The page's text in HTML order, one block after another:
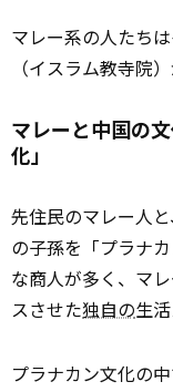
マレー系の人たち
（イスラム教寺院
マレーと中国の
化」
先住民のマレー人
の子孫を「プラナ
な商人が多く、マ
スさせた独自の生
プラナカン文化の